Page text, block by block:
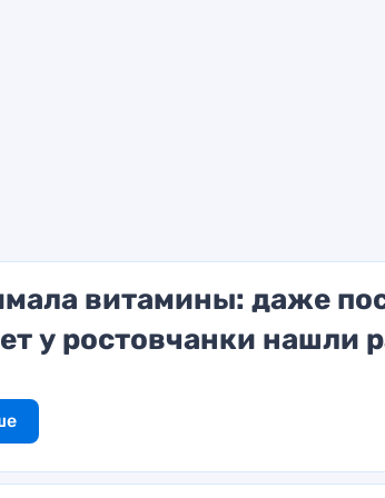
витамины: даже
у ростовчанки нашли